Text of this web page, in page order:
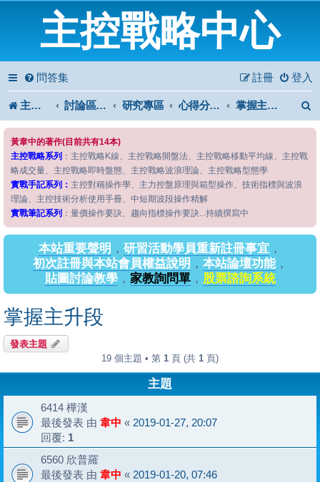
主控戰略中心
問答集 登入
註冊
主控戰略中心 討論區首頁 研究專區 心得分享專區 掌握主升段
黃韋中的著作(目前共有14本)
主控戰略系列 ：主控戰略K線、主控戰略開盤法、主控戰略移動平均線、主控戰
略成交量、主控戰略即時盤態、主控戰略波浪理論、主控戰略型態學
實戰手記系列： 主控對稱操作學、主力控盤原理與箱型操作、技術指標與波浪
理論、主控技術分析使用手冊、中短期波段操作精解
實戰筆記系列 ：量價操作要訣、趨向指標操作要訣...持續撰寫中
本站重要聲明 ， 研習活動學員重新註冊事宜 ，
初次註冊與本站會員權益說明 ， 本站論壇功能，
貼圖討論教學， 家教詢問單， 股票諮詢系統
掌握主升段
發表主題
19 個主題 • 第 1 頁 (共 1 頁)
主題
6414 樺漢
最後發表 由 韋中 « 2019-01-27, 20:07
回覆: 1
6560 欣普羅
最後發表 由 韋中 « 2019-01-20, 07:46